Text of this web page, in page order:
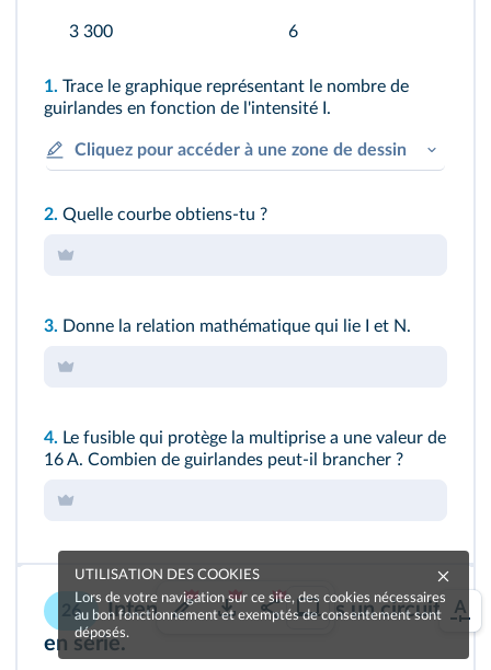
3 300 6
1. Trace le graphique représentant le nombre de
guirlandes en fonction de l'intensité I.
Cliquez pour accéder à une zone de dessin
2. Quelle courbe obtiens-tu ?
3. Donne la relation mathématique qui lie I et N.
4. Le fusible qui protège la multiprise a une valeur de
16 A. Combien de guirlandes peut-il brancher ?
26
Intensité et tension dans un circuit
en série.
UTILISATION DES COOKIES
Lors de votre navigation sur ce site, des cookies nécessaires
au bon fonctionnement et exemptés de consentement sont
déposés.